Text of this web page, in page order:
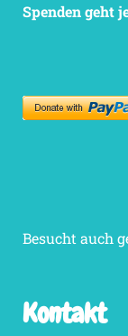
Spenden geht
Besucht auch
Kontakt